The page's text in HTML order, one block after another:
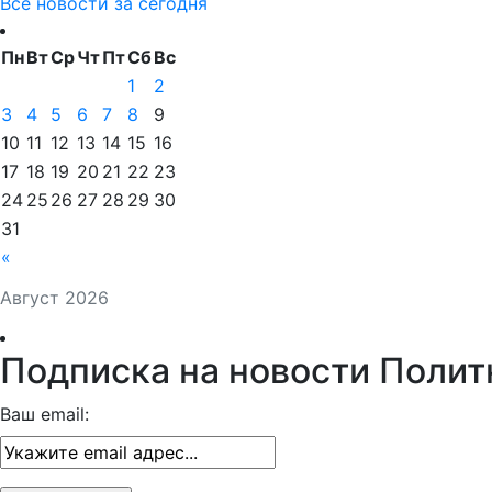
Август 2026
ПнВтСрЧтПтСбВс
«
1
2
3
4 5 6 7 8
9
10 11 12 13 14 15 16
17 18 19 20 21 22 23
24 25 26 27 28 29 30
31
Подписка на новости
Ваш email: